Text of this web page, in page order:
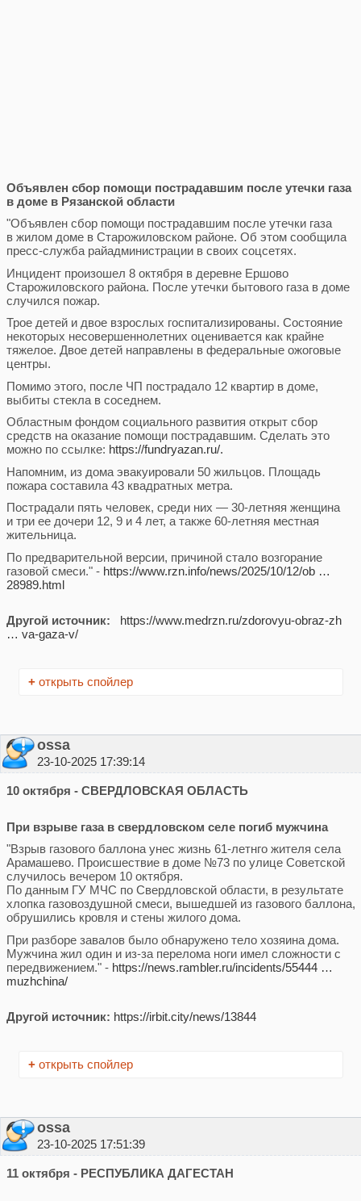
Объявлен сбор помощи пострадавшим после утечки газа
в доме в Рязанской области
"Объявлен сбор помощи пострадавшим после утечки газа
в жилом доме в Старожиловском районе. Об этом сообщила
пресс-служба райадминистрации в своих соцсетях.
Инцидент произошел 8 октября в деревне Ершово
Старожиловского района. После утечки бытового газа в доме
случился пожар.
Трое детей и двое взрослых госпитализированы. Состояние
некоторых несовершеннолетних оценивается как крайне
тяжелое. Двое детей направлены в федеральные ожоговые
центры.
Помимо этого, после ЧП пострадало 12 квартир в доме,
выбиты стекла в соседнем.
Областным фондом социального развития открыт сбор
средств на оказание помощи пострадавшим. Сделать это
можно по ссылке: https://fundryazan.ru/.
Напомним, из дома эвакуировали 50 жильцов. Площадь
пожара составила 43 квадратных метра.
Пострадали пять человек, среди них — 30-летняя женщина
и три ее дочери 12, 9 и 4 лет, а также 60-летняя местная
жительница.
По предварительной версии, причиной стало возгорание
газовой смеси." - https://www.rzn.info/news/2025/10/12/ob …
28989.html
Другой источник:
https://www.medrzn.ru/zdorovyu-obraz-zh
… va-gaza-v/
+открыть спойлер
ossa
23-10-2025 17:39:14
10 октября - СВЕРДЛОВСКАЯ ОБЛАСТЬ
При взрыве газа в свердловском селе погиб мужчина
"Взрыв газового баллона унес жизнь 61-летнго жителя села
Арамашево. Происшествие в доме №73 по улице Советской
случилось вечером 10 октября.
По данным ГУ МЧС по Свердловской области, в результате
хлопка газовоздушной смеси, вышедшей из газового баллона,
обрушились кровля и стены жилого дома.
При разборе завалов было обнаружено тело хозяина дома.
Мужчина жил один и из-за перелома ноги имел сложности с
передвижением." - https://news.rambler.ru/incidents/55444 …
muzhchina/
Другой источник: https://irbit.city/news/13844
+открыть спойлер
ossa
23-10-2025 17:51:39
11 октября - РЕСПУБЛИКА ДАГЕСТАН